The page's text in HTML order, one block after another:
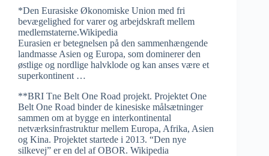
*Den Eurasiske Økonomiske Union med fri
bevægelighed for varer og arbejdskraft mellem
medlemstaterne.Wikipedia
Eurasien er betegnelsen på den sammenhængende
landmasse Asien og Europa, som dominerer den
østlige og nordlige halvklode og kan anses være et
superkontinent …
**BRI Tne Belt One Road projekt. Projektet One
Belt One Road binder de kinesiske målsætninger
sammen om at bygge en interkontinental
netværksinfrastruktur mellem Europa, Afrika, Asien
og Kina. Projektet startede i 2013. “Den nye
silkevej” er en del af OBOR. Wikipedia